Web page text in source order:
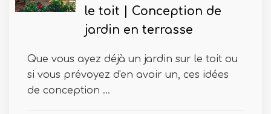
le toit | Conception de
jardin en terrasse
Que vous ayez déjà un jardin sur le toit ou
si vous prévoyez d'en avoir un, ces idées
de conception ...